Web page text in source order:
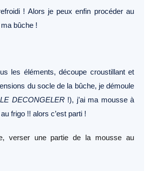
! Alors je peux enfin procéder au
bûche !
les éléments, découpe croustillant et
du socle de la bûche, je démoule
DECONGELER!), j’ai ma mousse à
frigo !! alors c’est parti !
verser une partie de la mousse au